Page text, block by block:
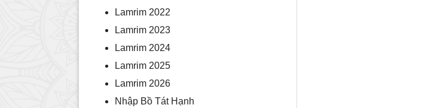
Lamrim 2022
Lamrim 2023
Lamrim 2024
Lamrim 2025
Lamrim 2026
Nhập Bồ Tát Hạnh